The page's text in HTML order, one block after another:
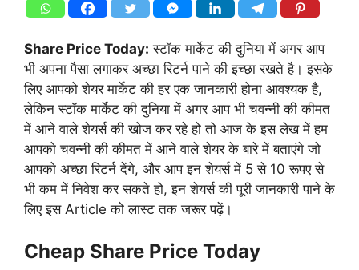
Share Price Today: स्टॉक मार्केट की दुनिया में अगर आप
भी अपना पैसा लगाकर अच्छा रिटर्न पाने की इच्छा रखते है। इसके
लिए आपको शेयर मार्केट की हर एक जानकारी होना आवश्यक है,
लेकिन स्टॉक मार्केट की दुनिया में अगर आप भी चवन्नी की कीमत
में आने वाले शेयर्स की खोज कर रहे हो तो आज के इस लेख में हम
आपको चवन्नी की कीमत में आने वाले शेयर के बारे में बताएंगे जो
आपको अच्छा रिटर्न देंगे, और आप इन शेयर्स में 5 से 10 रूपए से
भी कम में निवेश कर सकते हो, इन शेयर्स की पूरी जानकारी पाने के
लिए इस Article को लास्ट तक जरूर पढ़ें।
Cheap Share Price Today